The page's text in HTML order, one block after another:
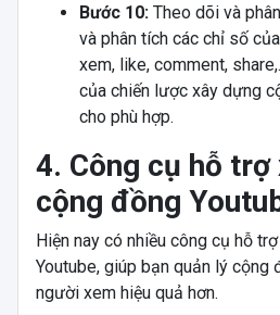
Bước 10:Theo dõi và
và phân tích các chỉ số
xem, like, comment,
của chiến lược xây dựng
cho phù hợp.
4. Công cụ hỗ trợ
cộng đồng
Hiện nay có nhiều công cụ hỗ
Youtube, giúp bạn quản lý cộng
người xem hiệu quả hơn.